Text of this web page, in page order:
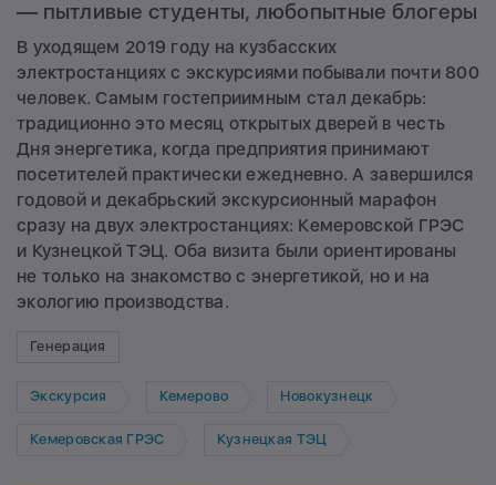
— пытливые студенты, любопытные блогеры
В уходящем 2019 году на кузбасских
электростанциях с экскурсиями побывали почти 800
человек. Самым гостеприимным стал декабрь:
традиционно это месяц открытых дверей в честь
Дня энергетика, когда предприятия принимают
посетителей практически ежедневно. А завершился
годовой и декабрьский экскурсионный марафон
сразу на двух электростанциях: Кемеровской ГРЭС
и Кузнецкой ТЭЦ. Оба визита были ориентированы
не только на знакомство с энергетикой, но и на
экологию производства.
Генерация
Экскурсия Кемерово Новокузнецк
Кемеровская ГРЭС Кузнецкая ТЭЦ